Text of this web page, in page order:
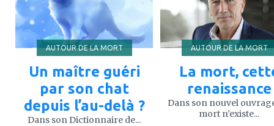
AUTOUR DE LA MORT
Un maître guéri
par son chat
depuis l’au-delà ?
Dans son Dictionnaire de...
AUTOUR DE LA MORT
La mort,
renaissance
Dans son nouvel
mort n’existe...